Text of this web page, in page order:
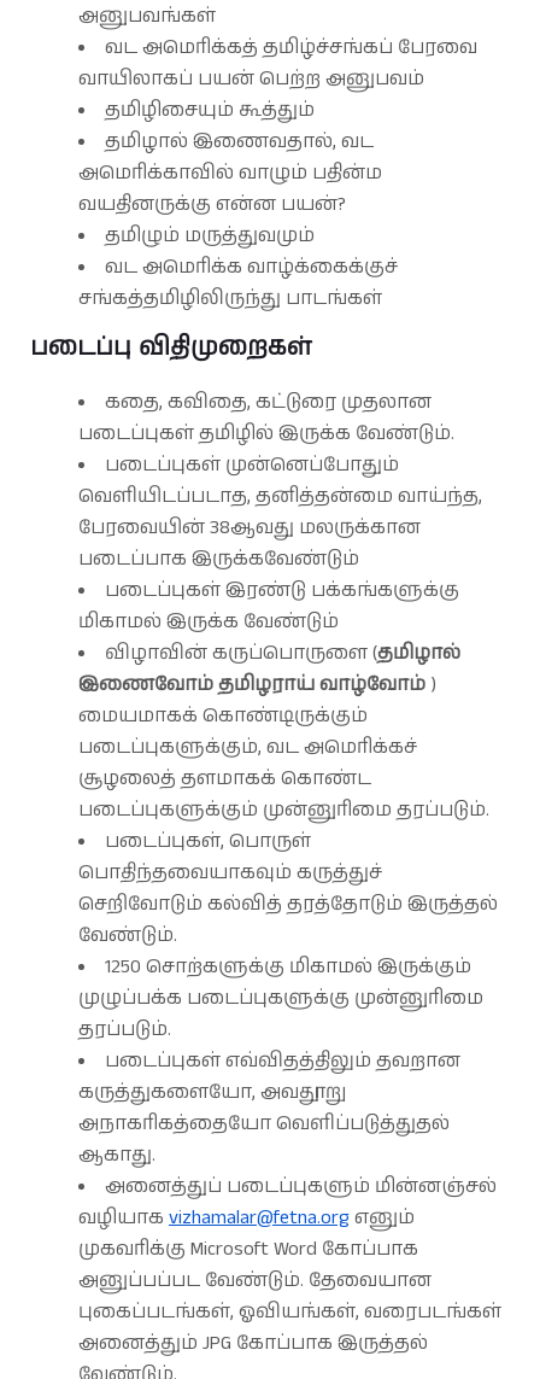
அனுபவங்கள்
வட அமெரிக்கத் தமிழ்ச்சங்கப் பேரவை
வாயிலாகப் பயன் பெற்ற அனுபவம்
தமிழிசையும் கூத்தும்
தமிழால் இணைவதால், வட
அமெரிக்காவில் வாழும் பதின்ம
வயதினருக்கு என்ன பயன்?
தமிழும் மருத்துவமும்
வட அமெரிக்க வாழ்க்கைக்குச்
சங்கத்தமிழிலிருந்து பாடங்கள்
படைப்பு விதிமுறைகள்
கதை, கவிதை, கட்டுரை முதலான
படைப்புகள் தமிழில் இருக்க வேண்டும்.
படைப்புகள் முன்னெப்போதும்
வெளியிடப்படாத, தனித்தன்மை வாய்ந்த,
பேரவையின் 38ஆவது மலருக்கான
படைப்பாக இருக்கவேண்டும்
படைப்புகள் இரண்டு பக்கங்களுக்கு
மிகாமல் இருக்க வேண்டும்
விழாவின் கருப்பொருளை (தமிழால்
இணைவோம் தமிழராய் வாழ்வோம் )
மையமாகக் கொண்டிருக்கும்
படைப்புகளுக்கும், வட அமெரிக்கச்
சூழலைத் தளமாகக் கொண்ட
படைப்புகளுக்கும் முன்னுரிமை தரப்படும்.
படைப்புகள், பொருள்
பொதிந்தவையாகவும் கருத்துச்
செறிவோடும் கல்வித் தரத்தோடும் இருத்தல்
வேண்டும்.
1250 சொற்களுக்கு மிகாமல் இருக்கும்
முழுப்பக்க படைப்புகளுக்கு முன்னுரிமை
தரப்படும்.
படைப்புகள் எவ்விதத்திலும் தவறான
கருத்துகளையோ, அவதூறு
அநாகரிகத்தையோ வெளிப்படுத்துதல்
ஆகாது.
அனைத்துப் படைப்புகளும் மின்னஞ்சல்
வழியாக vizhamalar@fetna.orgஎனும்
முகவரிக்கு Microsoft Word கோப்பாக
அனுப்பப்பட வேண்டும். தேவையான
புகைப்படங்கள், ஓவியங்கள், வரைபடங்கள்
அனைத்தும் JPG கோப்பாக இருத்தல்